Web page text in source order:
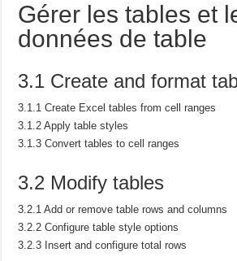
Gérer les tables et
données de table
3.1 Create and format
3.1.1 Create Excel tables from cell ranges
3.1.2 Apply table styles
3.1.3 Convert tables to cell ranges
3.2 Modify tables
3.2.1 Add or remove table rows and columns
3.2.2 Configure table style options
3.2.3 Insert and configure total rows